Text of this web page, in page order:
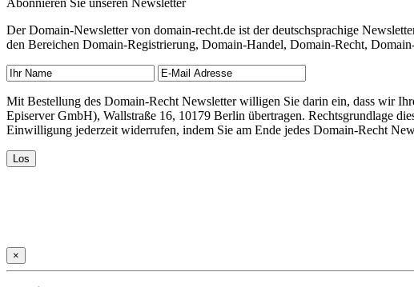
Abonnieren Sie unseren Newsletter
Der Domain-Newsletter von domain-recht.de ist der deutschsprachige
den Bereichen Domain-Registrierung, Domain-Handel, Domain-Recht,
Mit Bestellung des Domain-Recht Newsletter willigen Sie darin ein, dass wir
Episerver GmbH), Wallstraße 16, 10179 Berlin übertragen. Rechtsgrundlage
Einwilligung jederzeit widerrufen, indem Sie am Ende jedes Domain-Recht
×